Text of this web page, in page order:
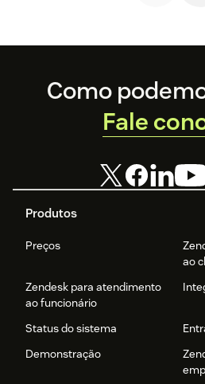
Footer
Produtos
Preços
ao
Zendesk para atendimento
ao funcionário
Status do sistema
Demonstração
Como
Fale